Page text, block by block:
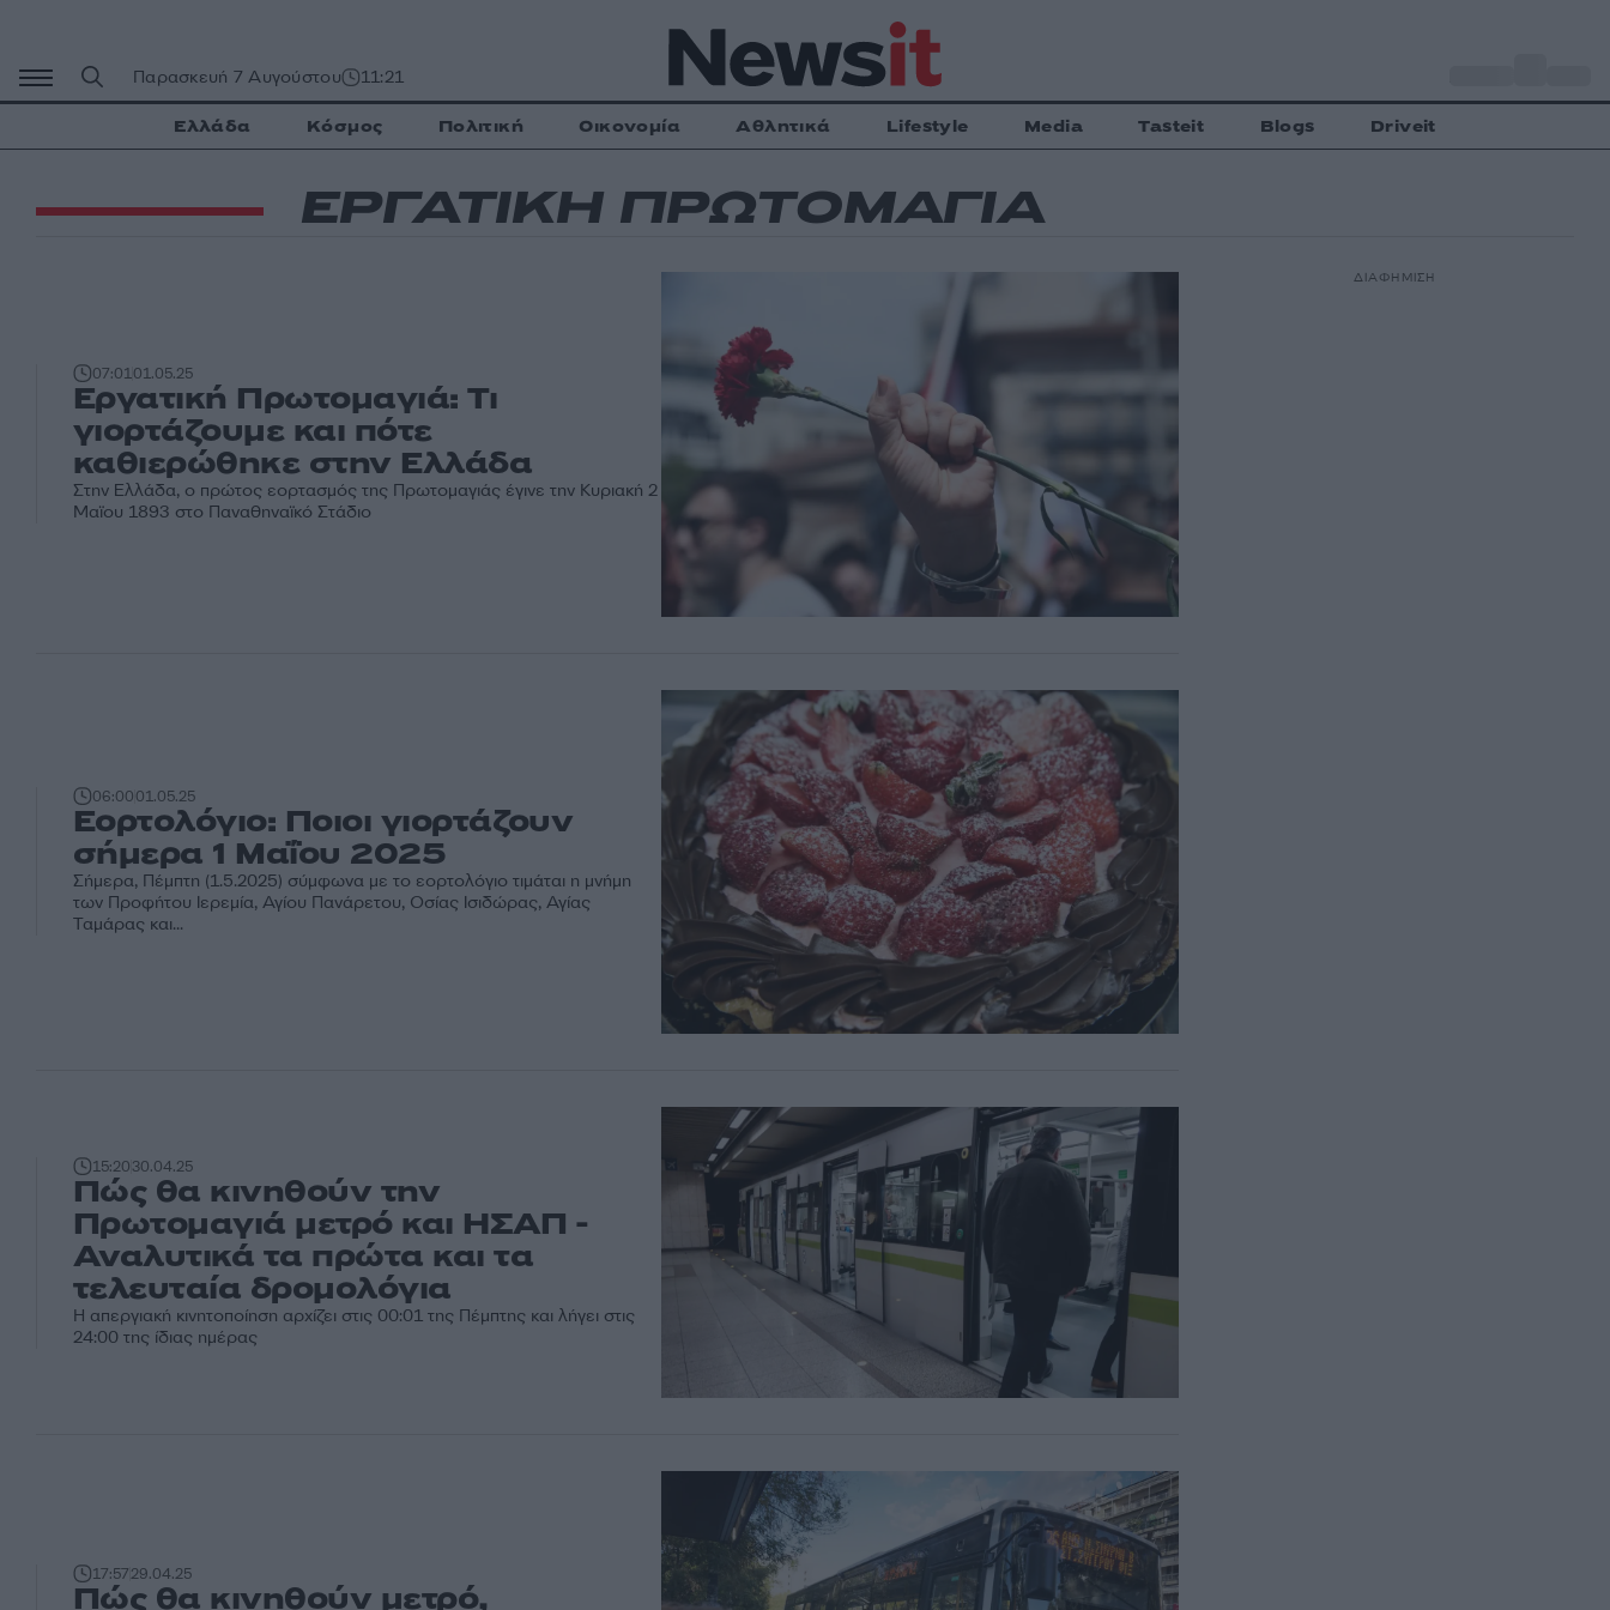
περιεχόμενο
Παρασκευή 7 Αυγούστου 11:21
Ελλάδα Κόσμος Πολιτική Οικονομία Αθλητικά Lifestyle Media Tasteit Blogs Driveit
ΕΡΓΑΤΙΚΗ ΠΡΩΤΟΜΑΓΙΑ
07:0101.05.25
Εργατική Πρωτομαγιά: Τι
γιορτάζουμε και πότε
καθιερώθηκε στην Ελλάδα
Στην Ελλάδα, ο πρώτος εορτασμός της Πρωτομαγιάς έγινε την Κυριακή 2
Μαϊου 1893 στο Παναθηναϊκό Στάδιο
06:0001.05.25
Εορτολόγιο: Ποιοι γιορτάζουν
σήμερα 1 Μαΐου 2025
Σήμερα, Πέμπτη (1.5.2025) σύμφωνα με το εορτολόγιο τιμάται η μνήμη
των Προφήτου Ιερεμία, Αγίου Πανάρετου, Οσίας Ισιδώρας, Αγίας
Ταμάρας και...
15:2030.04.25
Πώς θα κινηθούν την
Πρωτομαγιά μετρό και ΗΣΑΠ -
Αναλυτικά τα πρώτα και τα
τελευταία δρομολόγια
Η απεργιακή κινητοποίηση αρχίζει στις 00:01 της Πέμπτης και λήγει στις
24:00 της ίδιας ημέρας
17:5729.04.25
Πώς θα κινηθούν μετρό,
ΔΙΑΦΗΜΙΣΗ